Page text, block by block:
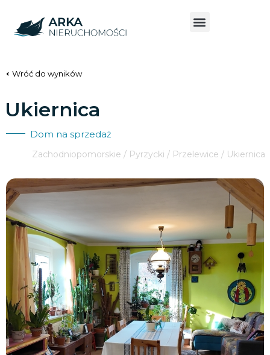
Wróć do wyników
Ukiernica
Dom na sprzedaż
Zachodniopomorskie / Pyrzycki / Przelewice / Ukiernica